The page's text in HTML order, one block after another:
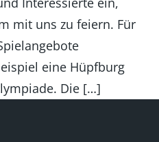
mit uns zu feiern. Für
eine Hüpfburg
Die […]